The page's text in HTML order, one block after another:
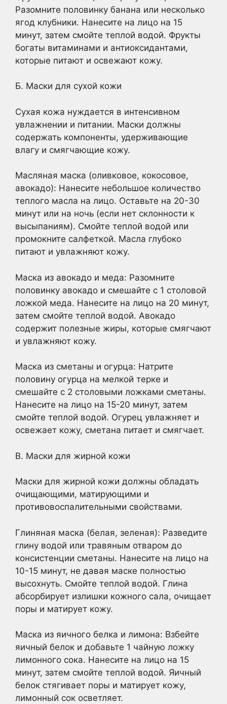
Разомните половинку банана или несколько
ягод клубники. Нанесите на лицо на 15
минут, затем смойте теплой водой. Фрукты
богаты витаминами и антиоксидантами,
которые питают и освежают кожу.
Б. Маски для сухой кожи
Сухая кожа нуждается в интенсивном
увлажнении и питании. Маски должны
содержать компоненты, удерживающие
влагу и смягчающие кожу.
Масляная маска (оливковое, кокосовое,
авокадо): Нанесите небольшое количество
теплого масла на лицо. Оставьте на 20-30
минут или на ночь (если нет склонности к
высыпаниям). Смойте теплой водой или
промокните салфеткой. Масла глубоко
питают и увлажняют кожу.
Маска из авокадо и меда: Разомните
половинку авокадо и смешайте с 1 столовой
ложкой меда. Нанесите на лицо на 20 минут,
затем смойте теплой водой. Авокадо
содержит полезные жиры, которые смягчают
и увлажняют кожу.
Маска из сметаны и огурца: Натрите
половину огурца на мелкой терке и
смешайте с 2 столовыми ложками сметаны.
Нанесите на лицо на 15-20 минут, затем
смойте теплой водой. Огурец увлажняет и
освежает кожу, сметана питает и смягчает.
В. Маски для жирной кожи
Маски для жирной кожи должны обладать
очищающими, матирующими и
противовоспалительными свойствами.
Глиняная маска (белая, зеленая): Разведите
глину водой или травяным отваром до
консистенции сметаны. Нанесите на лицо на
10-15 минут, не давая маске полностью
высохнуть. Смойте теплой водой. Глина
абсорбирует излишки кожного сала, очищает
поры и матирует кожу.
Маска из яичного белка и лимона: Взбейте
яичный белок и добавьте 1 чайную ложку
лимонного сока. Нанесите на лицо на 15
минут, затем смойте теплой водой. Яичный
белок стягивает поры и матирует кожу,
лимонный сок осветляет.